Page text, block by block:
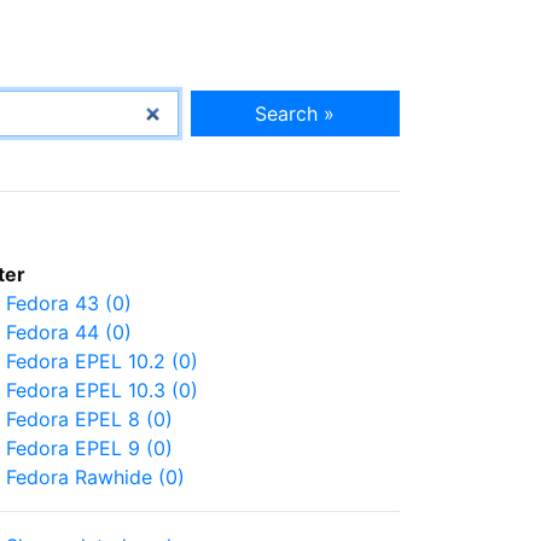
Search »
Fedora 43 (0)
Fedora 44 (0)
Fedora EPEL 10.2 (0)
Fedora EPEL 10.3 (0)
Fedora EPEL 8 (0)
Fedora EPEL 9 (0)
Fedora Rawhide (0)